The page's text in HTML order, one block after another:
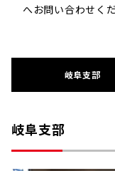
へお問い合わせくだ
岐阜支部
岐阜支部